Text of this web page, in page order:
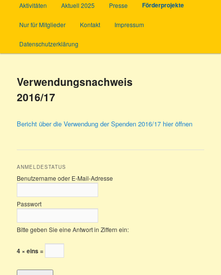
Aktivitäten Aktuell 2025 Presse Förderprojekte
Nur für Mitglieder Kontakt Impressum
Datenschutzerklärung
Verwendungsnachweis
2016/17
Bericht über die Verwendung der Spenden 2016/17 hier öffnen
ANMELDESTATUS
Benutzername oder E-Mail-Adresse
Passwort
Bitte geben Sie eine Antwort in Ziffern ein:
4 × eins =